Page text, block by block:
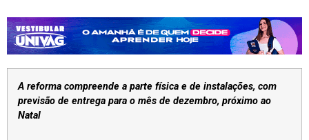
A reforma compreende a parte física e de instalações, com
previsão de entrega para o mês de dezembro, próximo ao
Natal